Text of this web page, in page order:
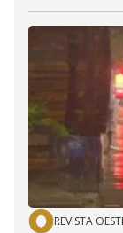
REVISTA